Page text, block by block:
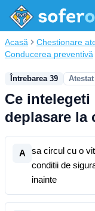
Acasă Chestionare
Conducerea preventivă
Întrebarea 39
Ce intelegeti
deplasare
A
sa circul cu o
conditii de
inainte